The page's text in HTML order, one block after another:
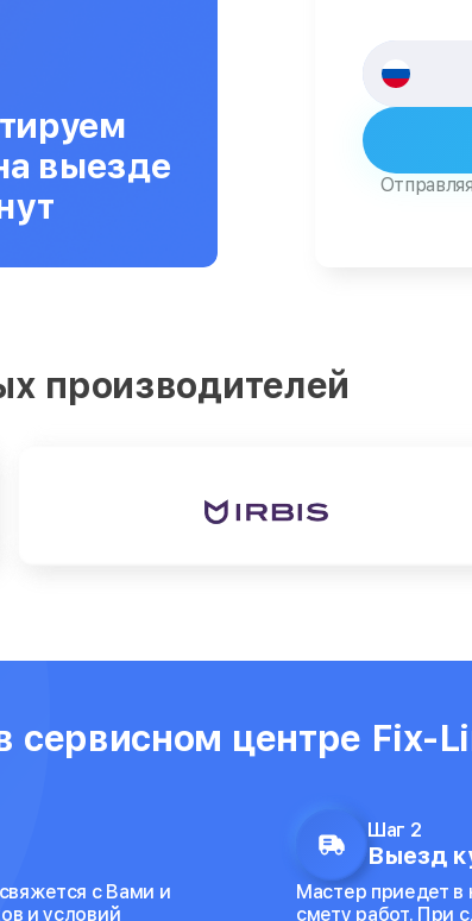
выезде
производителей
сервисном центре Fix-
с Вами и
и условий
Шаг 2
Выезд
Мастер приедет в
смету работ. При